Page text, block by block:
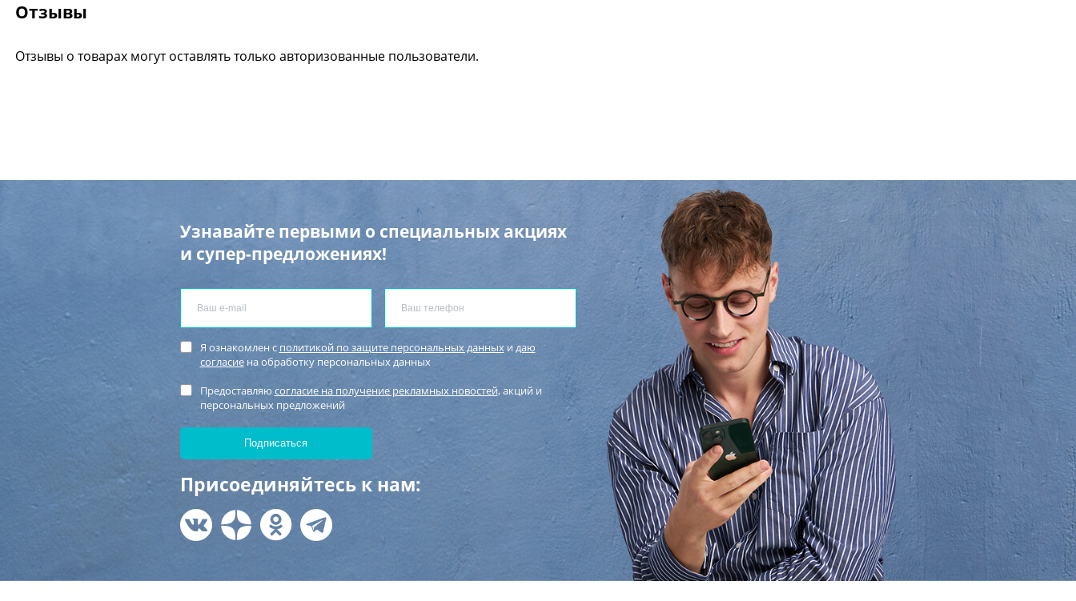
Отзывы
Отзывы о товарах могут оставлять только авторизованные пользователи.
Узнавайте первыми о специальных акциях
и супер-предложениях!
Я ознакомлен с политикой по защите персональных данныхи даю
согласиена обработку персональных данных
Предоставляю согласие на получение рекламных новостей, акций и
персональных предложений
Присоединяйтесь к нам: